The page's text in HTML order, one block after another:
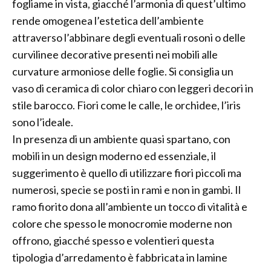
fogliame in vista, giacché l’armonia di quest’ultimo
rende omogenea l’estetica dell’ambiente
attraverso l’abbinare degli eventuali rosoni o delle
curvilinee decorative presenti nei mobili alle
curvature armoniose delle foglie. Si consiglia un
vaso di ceramica di color chiaro con leggeri decori in
stile barocco. Fiori come le calle, le orchidee, l’iris
sono l’ideale.
In presenza di un ambiente quasi spartano, con
mobili in un design moderno ed essenziale, il
suggerimento è quello di utilizzare fiori piccoli ma
numerosi, specie se posti in rami e non in gambi. Il
ramo fiorito dona all’ambiente un tocco di vitalità e
colore che spesso le monocromie moderne non
offrono, giacché spesso e volentieri questa
tipologia d’arredamento è fabbricata in lamine